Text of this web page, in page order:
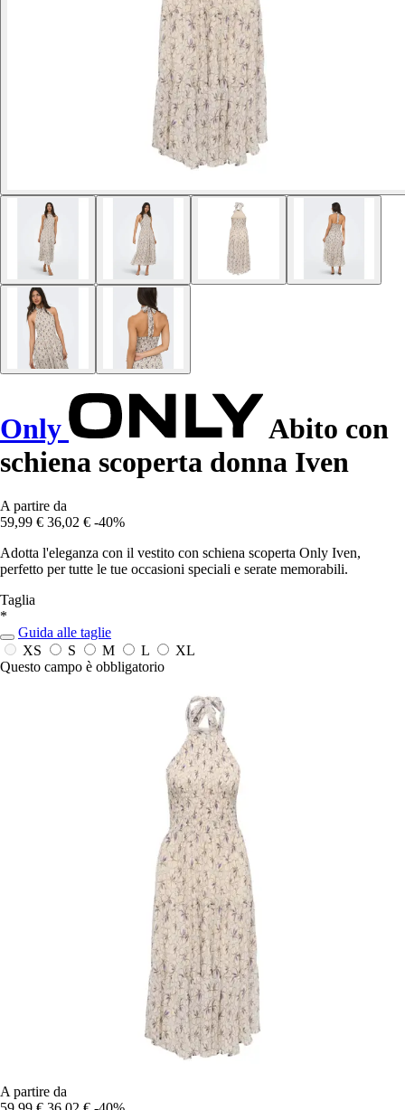
Only
Abito con
schiena scoperta donna Iven
A partire da
59,99 € 36,02 € -40%
Adotta l'eleganza con il vestito con schiena scoperta Only Iven,
perfetto per tutte le tue occasioni speciali e serate memorabili.
Taglia
*
Guida alle taglie
XS
S M L
XL
Questo campo è obbligatorio
A partire da